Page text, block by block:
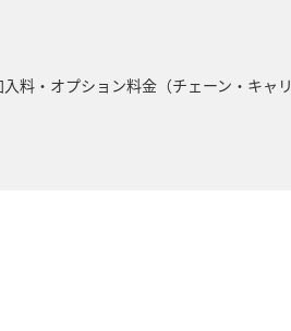
料・オプション料金（チェーン・キャリ